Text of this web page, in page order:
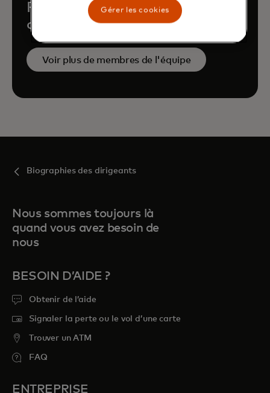
Rencontrez le reste de l'équipe
dirigeante de Mastercard
Voir plus de membres de l'équipe
Biographies des dirigeants
Nous sommes toujours là
quand vous avez besoin de
nous
BESOIN D’AIDE ?
Obtenir de l’aide
Signaler la perte ou le vol d’une carte
Trouver un ATM
FAQ
ENTREPRISE
Gérer les cookies